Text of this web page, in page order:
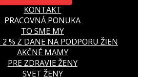
KONTAKT
PRACOVNÁ PONUKA
TO SME MY
2 % Z DANE NA PODPORU ŽIEN
AKČNÉ MAMY
PRE ZDRAVIE ŽENY
SVET ŽENY